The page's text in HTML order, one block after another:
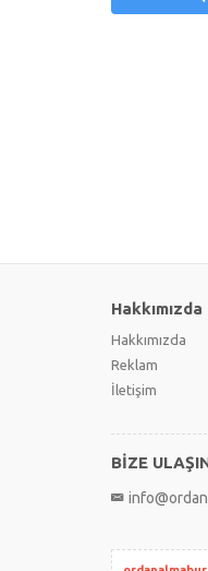
Hakkımızda
Hakkımızda
Reklam
İletişim
BİZE